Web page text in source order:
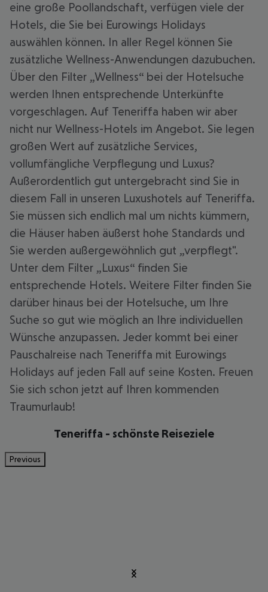
eine große Poollandschaft, verfügen viele der
Hotels, die Sie bei Eurowings Holidays
auswählen können. In aller Regel können Sie
zusätzliche Wellness-Anwendungen dazubuchen.
Über den Filter „Wellness“ bei der Hotelsuche
werden Ihnen entsprechende Unterkünfte
vorgeschlagen. Auf Teneriffa haben wir aber
nicht nur Wellness-Hotels im Angebot. Sie legen
großen Wert auf zusätzliche Services,
vollumfängliche Verpflegung und Luxus?
Außerordentlich gut untergebracht sind Sie in
diesem Fall in unseren Luxushotels auf Teneriffa.
Sie müssen sich endlich mal um nichts kümmern,
die Häuser haben äußerst hohe Standards und
Sie werden außergewöhnlich gut „verpflegt".
Unter dem Filter „Luxus“ finden Sie
entsprechende Hotels. Weitere Filter finden Sie
darüber hinaus bei der Hotelsuche, um Ihre
Suche so gut wie möglich an Ihre individuellen
Wünsche anzupassen. Jeder kommt bei einer
Pauschalreise nach Teneriffa mit Eurowings
Holidays auf jeden Fall auf seine Kosten. Freuen
Sie sich schon jetzt auf Ihren kommenden
Traumurlaub!
Teneriffa - schönste Reiseziele
Previous